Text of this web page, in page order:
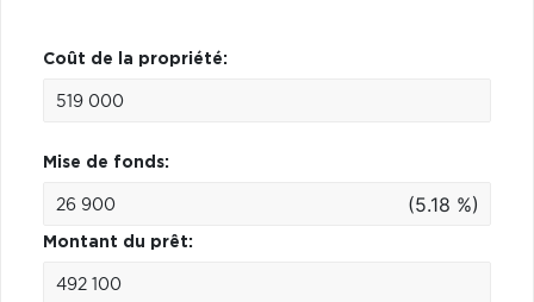
Coût de la propriété:
Mise de fonds:
(5.18 %)
Montant du prêt: